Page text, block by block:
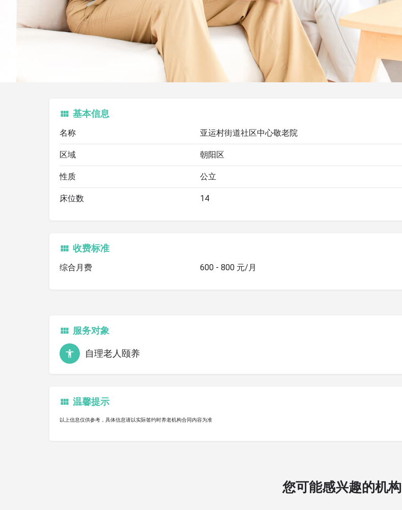
基本信息 详细信息 地图
在线咨询 预约参观
基本信息
名称 亚运村街道社区中心敬老院
区域 朝阳区
性质 公立
床位数 14
收费标准
综合月费 600 - 800 元/月
服务对象
自理老人颐养
温馨提示
以上信息仅供参考，具体信息请以实际签约时养老机构合同内容为准
您可能感兴趣的机构